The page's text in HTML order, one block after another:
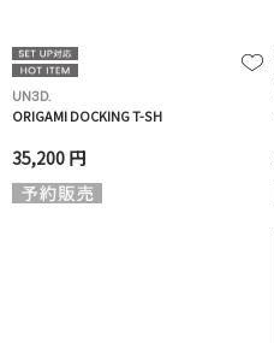
UN3D.
ORIGAMI DOCKING T-SH
35,200 円